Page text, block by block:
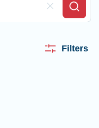
Clear Field
Search
Filters